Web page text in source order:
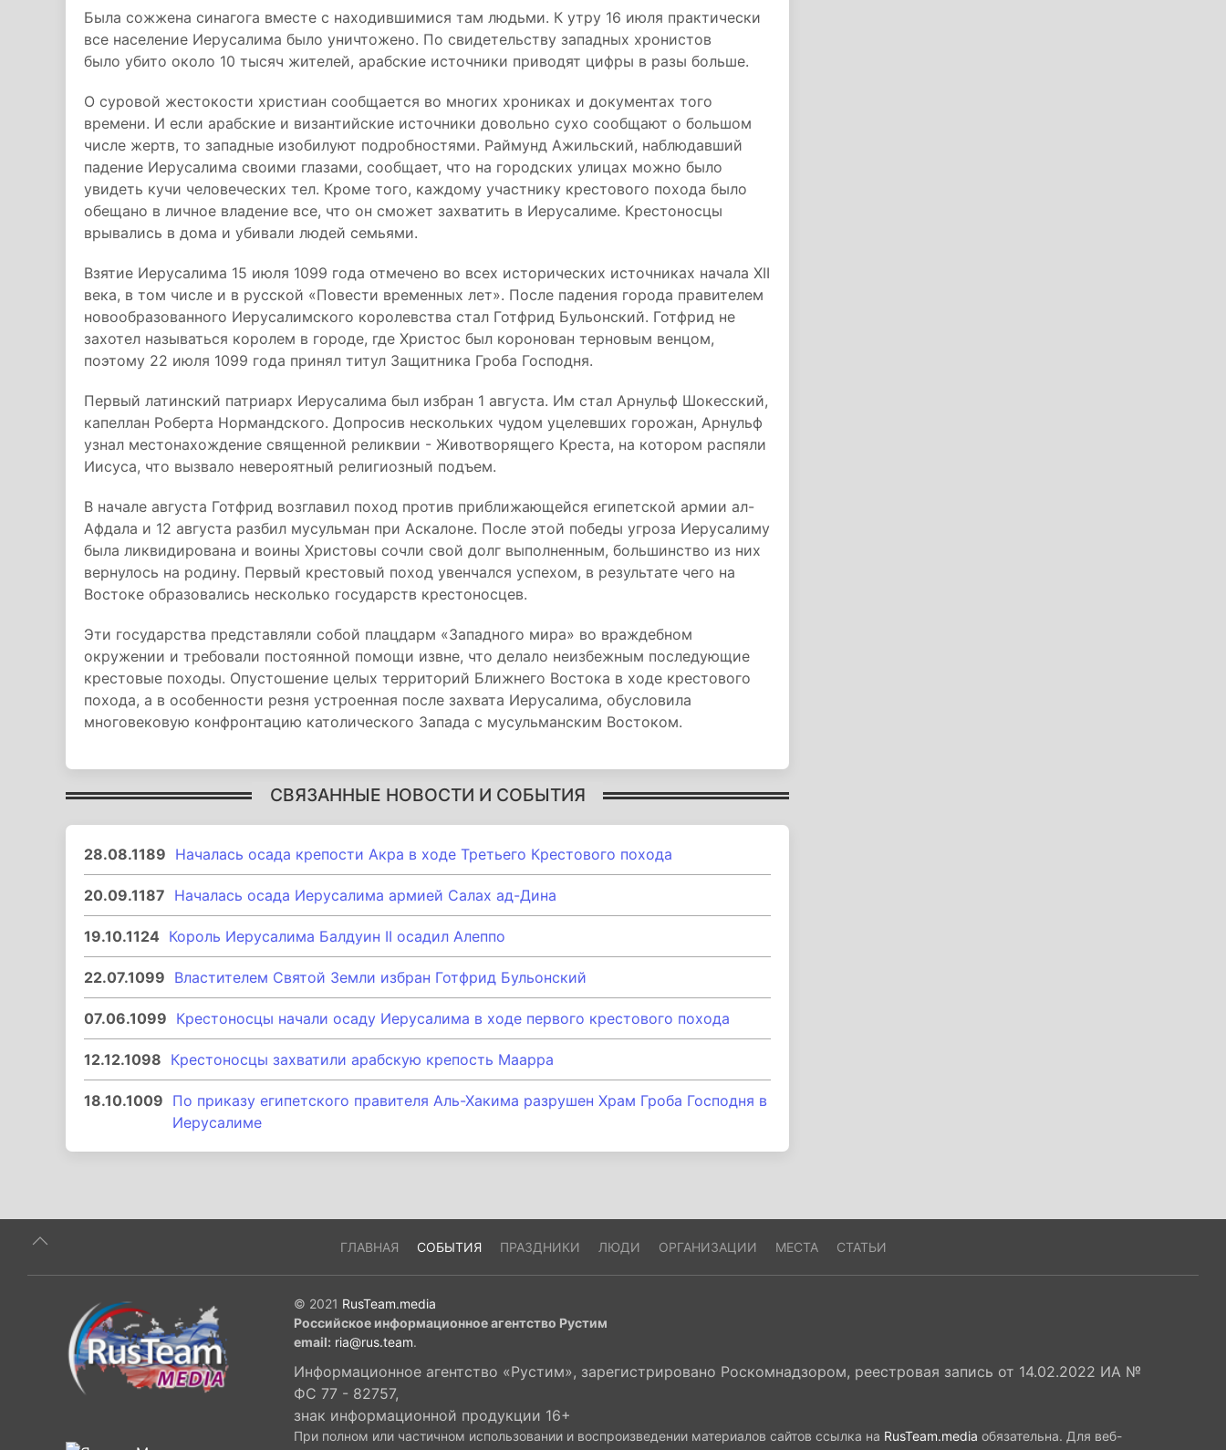
Была сожжена синагога вместе с находившимися там людьми. К утру 16 июля практически
все население Иерусалима было уничтожено. По свидетельству западных хронистов
было убито около 10 тысяч жителей, арабские источники приводят цифры в разы больше.
О суровой жестокости христиан сообщается во многих хрониках и документах того
времени. И если арабские и византийские источники довольно сухо сообщают о большом
числе жертв, то западные изобилуют подробностями. Раймунд Ажильский, наблюдавший
падение Иерусалима своими глазами, сообщает, что на городских улицах можно было
увидеть кучи человеческих тел. Кроме того, каждому участнику крестового похода было
обещано в личное владение все, что он сможет захватить в Иерусалиме. Крестоносцы
врывались в дома и убивали людей семьями.
Взятие Иерусалима 15 июля 1099 года отмечено во всех исторических источниках начала XII
века, в том числе и в русской «Повести временных лет». После падения города правителем
новообразованного Иерусалимского королевства стал Готфрид Бульонский. Готфрид не
захотел называться королем в городе, где Христос был коронован терновым венцом,
поэтому 22 июля 1099 года принял титул Защитника Гроба Господня.
Первый латинский патриарх Иерусалима был избран 1 августа. Им стал Арнульф Шокесский,
капеллан Роберта Нормандского. Допросив нескольких чудом уцелевших горожан, Арнульф
узнал местонахождение священной реликвии - Животворящего Креста, на котором распяли
Иисуса, что вызвало невероятный религиозный подъем.
В начале августа Готфрид возглавил поход против приближающейся египетской армии ал-
Афдала и 12 августа разбил мусульман при Аскалоне. После этой победы угроза Иерусалиму
была ликвидирована и воины Христовы сочли свой долг выполненным, большинство из них
вернулось на родину. Первый крестовый поход увенчался успехом, в результате чего на
Востоке образовались несколько государств крестоносцев.
Эти государства представляли собой плацдарм «Западного мира» во враждебном
окружении и требовали постоянной помощи извне, что делало неизбежным последующие
крестовые походы. Опустошение целых территорий Ближнего Востока в ходе крестового
похода, а в особенности резня устроенная после захвата Иерусалима, обусловила
многовековую конфронтацию католического Запада с мусульманским Востоком.
СВЯЗАННЫЕ НОВОСТИ И СОБЫТИЯ
28.08.1189 Началась осада крепости Акра в ходе Третьего Крестового похода
20.09.1187 Началась осада Иерусалима армией Салах ад-Дина
19.10.1124 Король Иерусалима Балдуин II осадил Алеппо
22.07.1099 Властителем Святой Земли избран Готфрид Бульонский
07.06.1099 Крестоносцы начали осаду Иерусалима в ходе первого крестового похода
12.12.1098 Крестоносцы захватили арабскую крепость Маарра
18.10.1009 По приказу египетского правителя Аль-Хакима разрушен Храм Гроба Господня в
Иерусалиме
ГЛАВНАЯ СОБЫТИЯ ПРАЗДНИКИ ЛЮДИ ОРГАНИЗАЦИИ МЕСТА СТАТЬИ
© 2021 RusTeam.media
Российское информационное агентство Рустим
email: ria@rus.team.
Информационное агентство «Рустим», зарегистрировано Роскомнадзором, реестровая запись от 14.02.2022 ИА №
ФС 77 - 82757,
знак информационной продукции 16+
При полном или частичном использовании и воспроизведении материалов сайтов ссылка на RusTeam.media обязательна. Для веб-